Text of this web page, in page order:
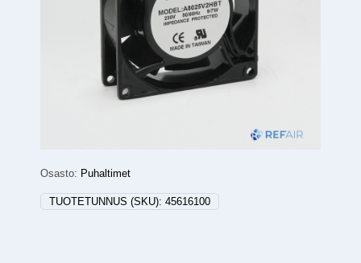
Osasto: Puhaltimet
TUOTETUNNUS (SKU): 45616100